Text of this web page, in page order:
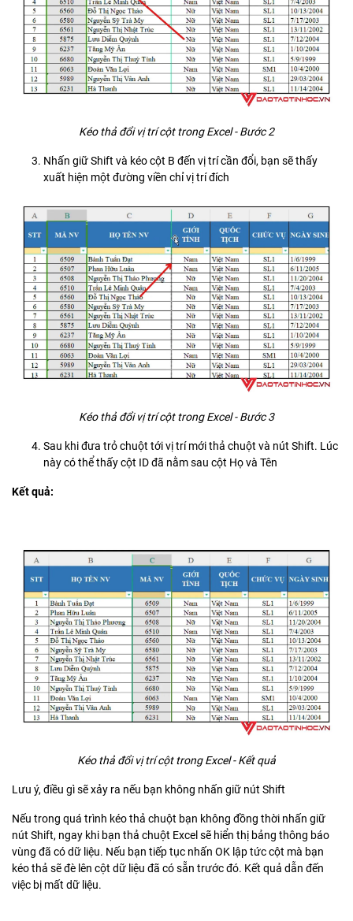
Kéo thả đổi vị trí cột trong Excel - Bước 2
Nhấn giữ Shift và kéo cột B đến vị trí cần đổi, bạn sẽ thấy
xuất hiện một đường viền chỉ vị trí đích
Kéo thả đổi vị trí cột trong Excel - Bước 3
Sau khi đưa trỏ chuột tới vị trí mới thả chuột và nút Shift. Lúc
này có thể thấy cột ID đã nằm sau cột Họ và Tên
Kết quả:
Kéo thả đổi vị trí cột trong Excel - Kết quả
Lưu ý, điều gì sẽ xảy ra nếu bạn không nhấn giữ nút Shift
Nếu trong quá trình kéo thả chuột bạn không đồng thời nhấn giữ
nút Shift, ngay khi bạn thả chuột Excel sẽ hiển thị bảng thông báo
vùng đã có dữ liệu. Nếu bạn tiếp tục nhấn OK lập tức cột mà bạn
kéo thả sẽ đè lên cột dữ liệu đã có sẵn trước đó. Kết quả dẫn đến
việc bị mất dữ liệu.